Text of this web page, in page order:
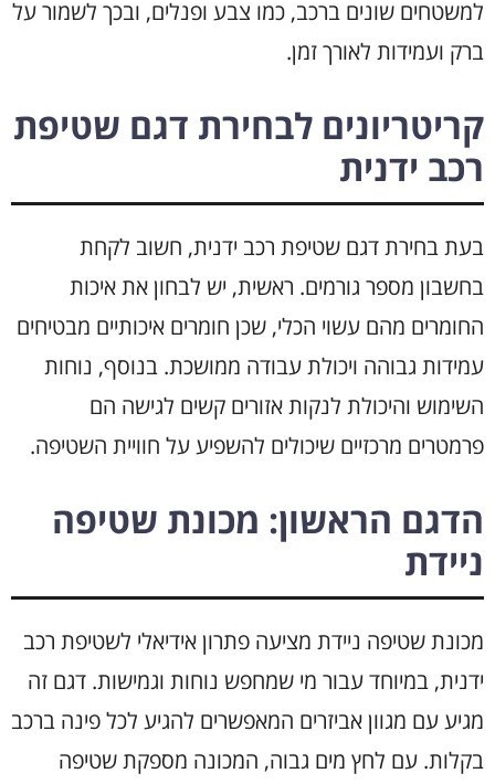
למשטחים שונים ברכב, כמו צבע ופנלים, ובכך לשמור על
ברק ועמידות לאורך זמן.
קריטריונים לבחירת דגם שטיפת
רכב ידנית
בעת בחירת דגם שטיפת רכב ידנית, חשוב לקחת
בחשבון מספר גורמים. ראשית, יש לבחון את איכות
החומרים מהם עשוי הכלי, שכן חומרים איכותיים מבטיחים
עמידות גבוהה ויכולת עבודה ממושכת. בנוסף, נוחות
השימוש והיכולת לנקות אזורים קשים לגישה הם
פרמטרים מרכזיים שיכולים להשפיע על חוויית השטיפה.
הדגם הראשון: מכונת שטיפה
ניידת
מכונת שטיפה ניידת מציעה פתרון אידיאלי לשטיפת רכב
ידנית, במיוחד עבור מי שמחפש נוחות וגמישות. דגם זה
מגיע עם מגוון אביזרים המאפשרים להגיע לכל פינה ברכב
בקלות. עם לחץ מים גבוה, המכונה מספקת שטיפה